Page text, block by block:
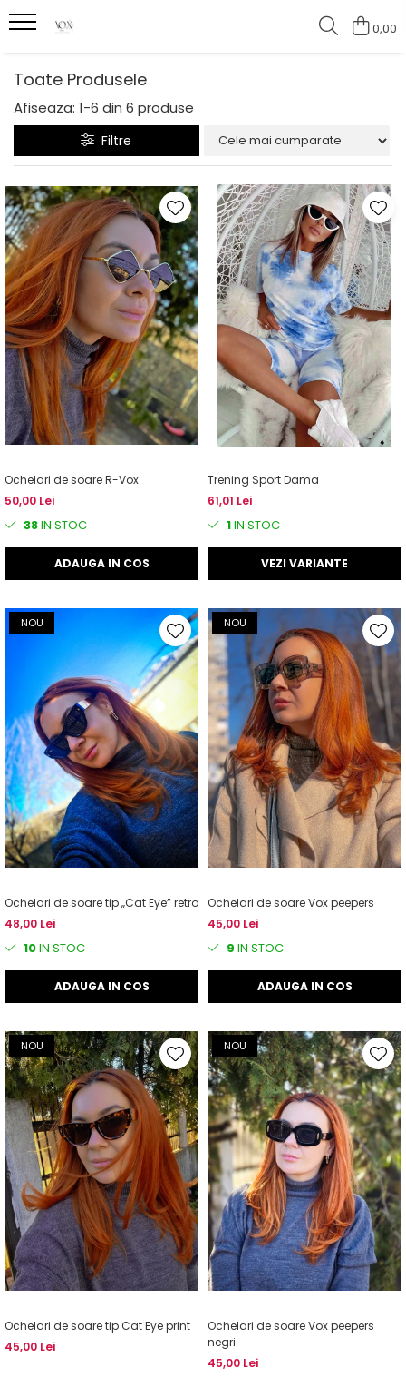
0,00
Toate Produsele
Afiseaza: 1-6 din 6 produse
Filtre
Ochelari de soare R-Vox
50,00 Lei
38IN STOC
ADAUGA IN COS
Trening Sport Dama
61,01 Lei
1IN STOC
VEZI VARIANTE
NOU
Ochelari de soare tip „Cat Eye” retro
48,00 Lei
10IN STOC
ADAUGA IN COS
NOU
Ochelari de soare Vox peepers
45,00 Lei
9 IN STOC
ADAUGA IN COS
NOU
Ochelari de soare tip Cat Eye print
45,00 Lei
NOU
Ochelari de soare Vox peepers
negri
45,00 Lei